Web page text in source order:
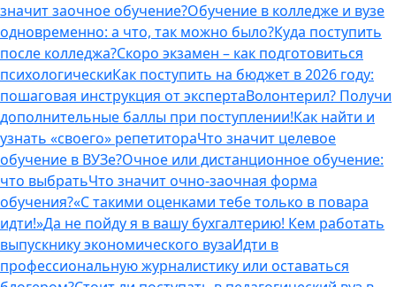
значит заочное обучение?Обучение в колледже и вузе
одновременно: а что, так можно было?Куда поступить
после колледжа?Скоро экзамен – как подготовиться
психологическиКак поступить на бюджет в 2026 году:
пошаговая инструкция от экспертаВолонтерил? Получи
дополнительные баллы при поступлении!Как найти и
узнать «своего» репетитораЧто значит целевое
обучение в ВУЗе?Очное или дистанционное обучение:
что выбратьЧто значит очно-заочная форма
обучения?«С такими оценками тебе только в повара
идти!»Да не пойду я в вашу бухгалтерию! Кем работать
выпускнику экономического вузаИдти в
профессиональную журналистику или оставаться